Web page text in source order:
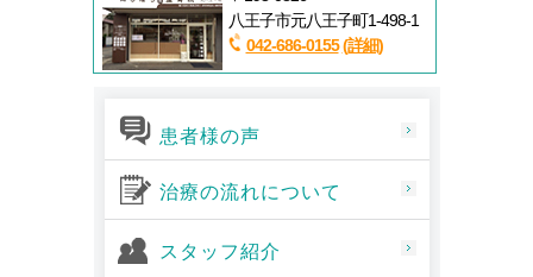
八王子市元八王子町1-498-1
042-686-0155 (詳細)
患者様の声
治療の流れについて
スタッフ紹介